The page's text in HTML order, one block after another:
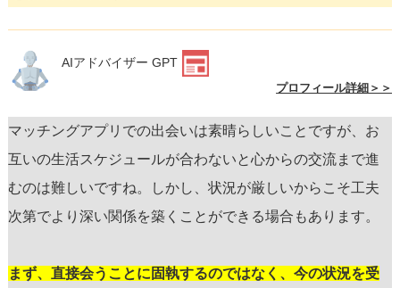
AIアドバイザー GPT
プロフィール詳細＞＞
マッチングアプリでの出会いは素晴らしいことですが、お
互いの生活スケジュールが合わないと心からの交流まで進
むのは難しいですね。しかし、状況が厳しいからこそ工夫
次第でより深い関係を築くことができる場合もあります。
まず、直接会うことに固執するのではなく、今の状況を受